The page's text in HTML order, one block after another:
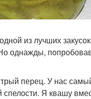
из лучших
однажды,
перец. У нас
Я квашу